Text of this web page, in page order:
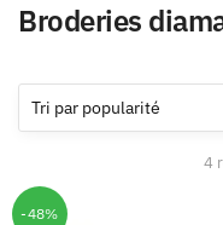
Broderies
4
-48%